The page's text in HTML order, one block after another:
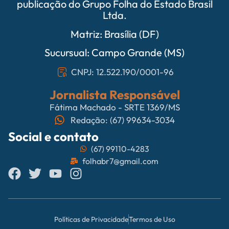
publicação do Grupo Folha do Estado Brasil
Ltda.
Matriz: Brasília (DF)
Sucursual: Campo Grande (MS)
CNPJ: 12.522.190/0001-96
Jornalista Responsável
Fátima Machado - SRTE 1369/MS
Redação: (67) 99634-3034
Social e contato
(67) 99110-4283
folhabr7@gmail.com
Políticas de PrivacidadeTermos de Uso